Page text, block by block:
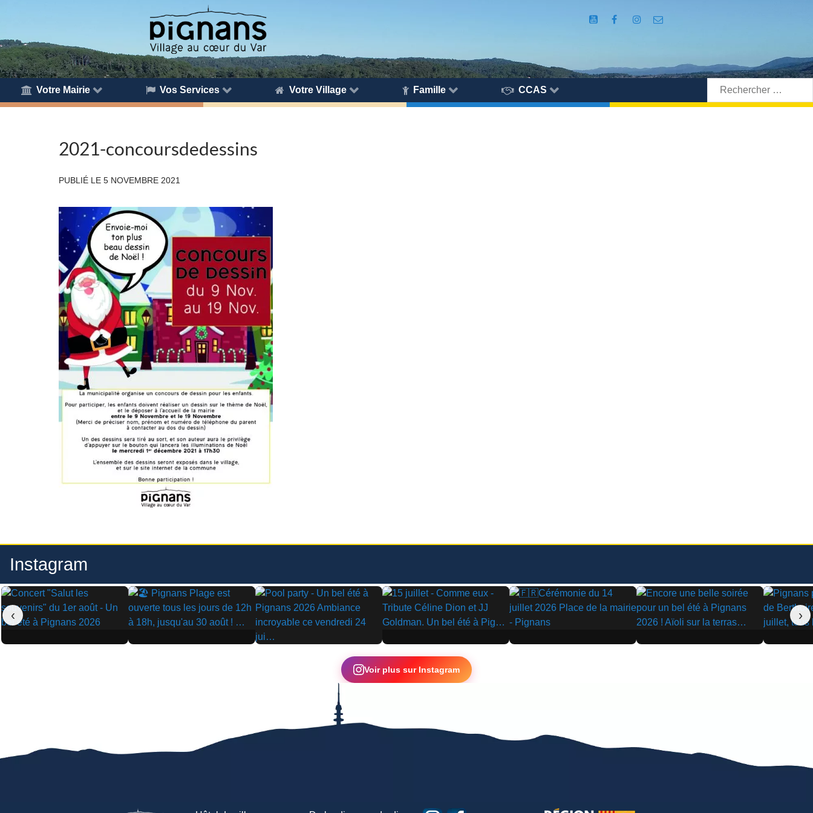
Votre Mairie Vos Services Votre Village Famille CCAS
Rechercher:
2021-concoursdedessins
PUBLIÉ LE 5 NOVEMBRE 2021
Instagram
▶ ▶
▶
▶ ▶ ▶ ▶
‹ ›
Voir plus sur Instagram